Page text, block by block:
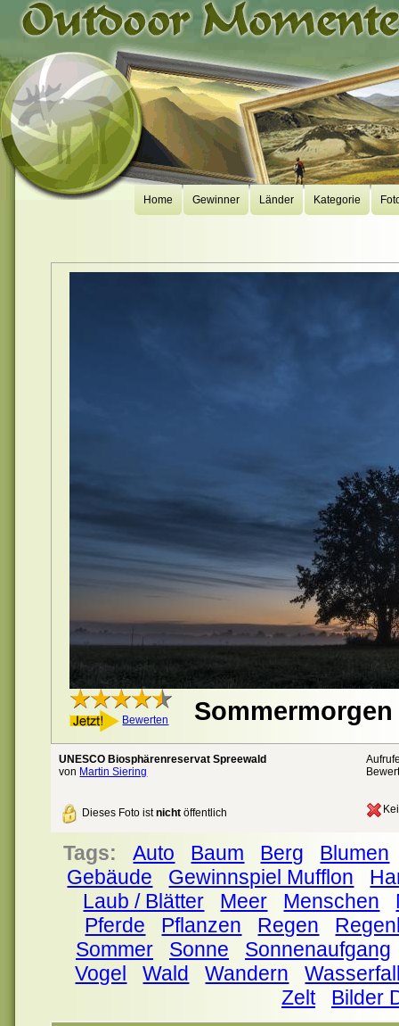
Home Gewinner Länder Kategorie
Bewerten
UNESCO Biosphärenreservat Spreewald
von Martin Siering
Dieses Foto istnicht öffentlich
Tags: Auto Baum Berg
Blumen
Gebäude
Gewinnspiel Mufflon
Laub / Blätter
Meer Menschen
Pferde
Pflanzen Regen
Sommer
Sonne
Sonnenaufgang
Vogel
Wald Wandern
Zelt
Bilder